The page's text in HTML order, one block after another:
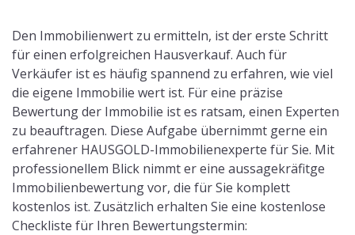
Den Immobilienwert zu ermitteln, ist der erste Schritt
für einen erfolgreichen Hausverkauf. Auch für
Verkäufer ist es häufig spannend zu erfahren, wie viel
die eigene Immobilie wert ist. Für eine präzise
Bewertung der Immobilie ist es ratsam, einen Experten
zu beauftragen. Diese Aufgabe übernimmt gerne ein
erfahrener HAUSGOLD-Immobilienexperte für Sie. Mit
professionellem Blick nimmt er eine aussagekräfitge
Immobilienbewertung vor, die für Sie komplett
kostenlos ist. Zusätzlich erhalten Sie eine kostenlose
Checkliste für Ihren Bewertungstermin: